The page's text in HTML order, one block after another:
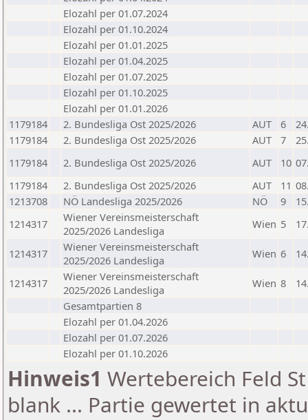
Elozahl per 01.07.2024
Elozahl per 01.10.2024
Elozahl per 01.01.2025
Elozahl per 01.04.2025
Elozahl per 01.07.2025
Elozahl per 01.10.2025
Elozahl per 01.01.2026
1179184
2. Bundesliga Ost 2025/2026 AUT 6
1179184
2. Bundesliga Ost 2025/2026 AUT 7
1179184
2. Bundesliga Ost 2025/2026 AUT 10
1179184
2. Bundesliga Ost 2025/2026 AUT 11
1213708
NÖ Landesliga 2025/2026 NÖ 9
1214317
Wiener Vereinsmeisterschaft
2025/2026 Landesliga
Wien 5
1214317
Wiener Vereinsmeisterschaft
2025/2026 Landesliga
Wien 6
1214317
Wiener Vereinsmeisterschaft
2025/2026 Landesliga
Wien 8
Gesamtpartien 8
Elozahl per 01.04.2026
Elozahl per 01.07.2026
Elozahl per 01.10.2026
Hinweis1 Wertebereich Feld
blank ... Partie gewertet in